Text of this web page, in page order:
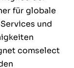
für globale
und
comselect